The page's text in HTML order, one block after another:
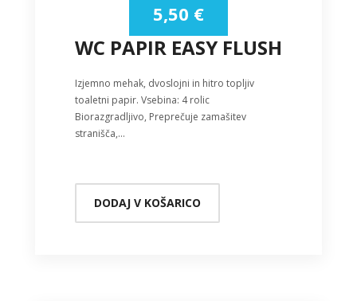
WC PAPIR EASY FLUSH
5,50 €
Izjemno mehak, dvoslojni in hitro topljiv
toaletni papir. Vsebina: 4 rolic
Biorazgradljivo, Preprečuje zamašitev
stranišča,…
DODAJ V KOŠARICO